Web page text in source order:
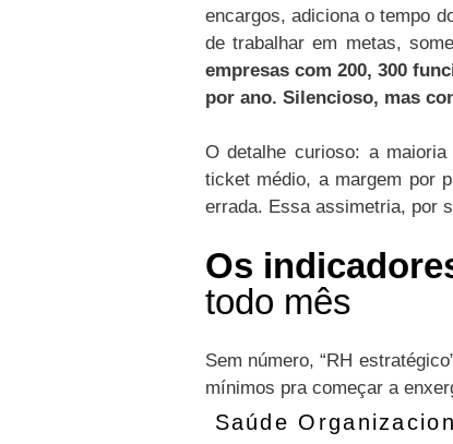
encargos, adiciona o tempo
de trabalhar em metas,
empresas com 200, 300
por ano. Silencioso, mas
O detalhe curioso: a
ticket médio, a margem por
errada. Essa assimetria, por
Os
todo mês
Sem número, “RH
mínimos pra começar a
Saúde